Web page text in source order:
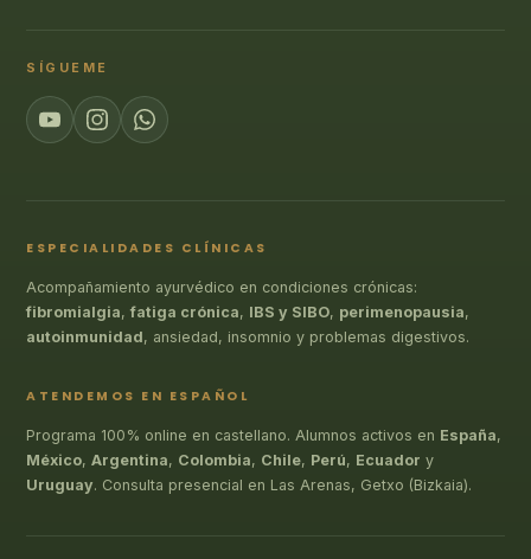
SÍGUEME
ESPECIALIDADES CLÍNICAS
Acompañamiento ayurvédico en condiciones crónicas:
fibromialgia,fatiga crónica, IBS y SIBO, perimenopausia,
autoinmunidad, ansiedad, insomnio y problemas digestivos.
ATENDEMOS EN ESPAÑOL
Programa 100% online en castellano. Alumnos activos en España,
México, Argentina, Colombia, Chile, Perú, Ecuador y
Uruguay. Consulta presencial en Las Arenas, Getxo (Bizkaia).